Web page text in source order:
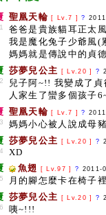
聖凰天輪 [ Lv.7 ]?
爸爸是貴族貓耳正太
我是魔化兔子少爺風
媽媽就是傳說中的貞
莎夢兒公主 [ Lv.20 ] ?
兒子阿~!! 我變成了
人家生了蠻多個孩子
聖凰天輪 [ Lv.7 ]?
媽媽小心被人說成母
莎夢兒公主 [ Lv.20 ] ?
XD
魚翅 [ Lv.97 ] ? 2011-
月的腳怎麼卡在椅子
莎夢兒公主 [ Lv.20 ] ?
咦~!!!